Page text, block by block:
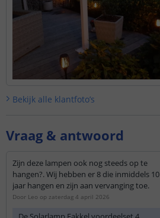
Bekijk alle klantfoto’s
Vraag & antwoord
Zijn deze lampen ook nog steeds op te
hangen?. Wij hebben er 8 die inmiddels 10
jaar hangen en zijn aan vervanging toe.
Door Leo op zaterdag 4 april 2026